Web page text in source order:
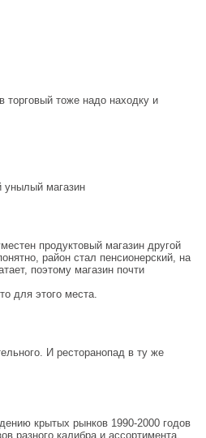
торговый тоже надо находку и
унылый магазин
продуктовый магазин другой
район стал пенсионерский, на
поэтому магазин почти
для этого места.
И ресторанопад в ту же
крытых рынков 1990-2000 годов
разного калибра и ассортимента.